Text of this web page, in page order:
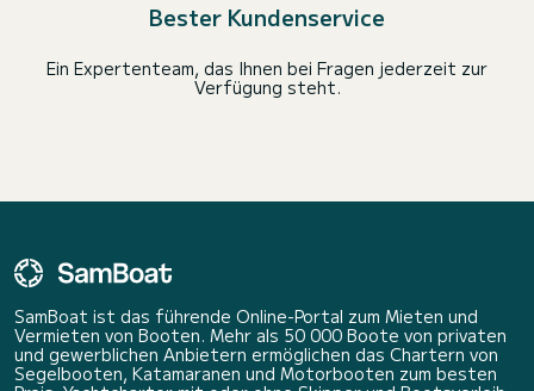
Bester Kundenservice
Ein Expertenteam, das Ihnen bei Fragen jederzeit zur
Verfügung steht.
SamBoat ist das führende Online-Portal zum Mieten und
Vermieten von Booten. Mehr als 50 000 Boote von privaten
und gewerblichen Anbietern ermöglichen das Chartern von
Segelbooten, Katamaranen und Motorbooten zum besten